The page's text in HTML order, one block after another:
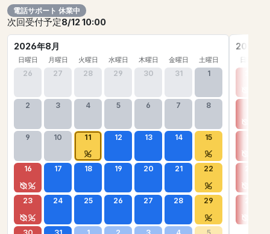
電話サポート 休業中
次回受付予定8/12 10:00
2026年8月
日曜日 月曜日 火曜日 水曜日 木曜日 金曜日 土曜日
26 27 28 29 30 31 1
2 3 4 5 6 7 8
9 10 11 12 13 14 15
16 17 18 19 20 21 22
23 24 25 26 27 28 29
2026年
日曜日